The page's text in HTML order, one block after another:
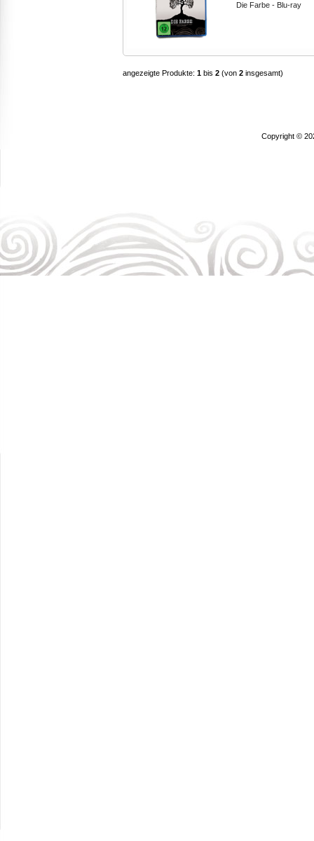
Die Farbe - Blu-ray
angezeigte Produkte: 1 bis 2 (von 2 insgesamt)
Copyright ©